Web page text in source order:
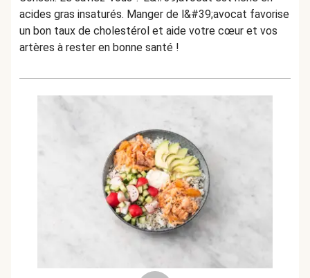
acides gras insaturés. Manger de l&#39;avocat favorise
un bon taux de cholestérol et aide votre cœur et vos
artères à rester en bonne santé !